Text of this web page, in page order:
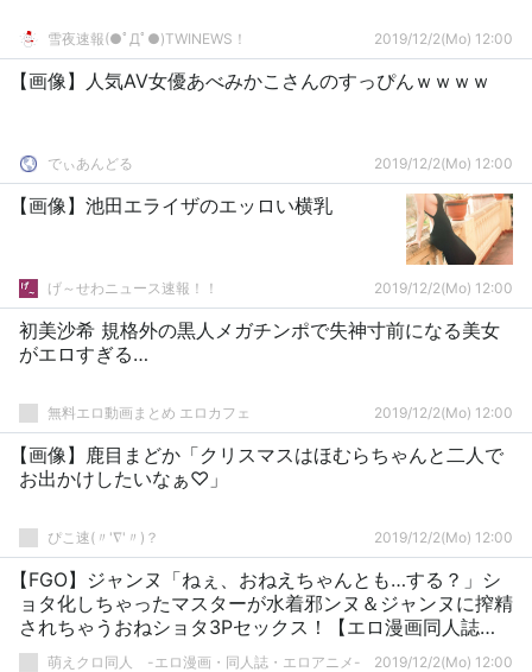
雪夜速報(●ﾟДﾟ●)TWINEWS！ 2019/12/2(Mo) 12:00
【画像】人気AV女優あべみかこさんのすっぴんｗｗｗｗ
でぃあんどる 2019/12/2(Mo) 12:00
【画像】池田エライザのエッロい横乳
げ～せわニュース速報！！ 2019/12/2(Mo) 12:00
初美沙希 規格外の黒人メガチンポで失神寸前になる美女
がエロすぎる…
無料エロ動画まとめ エロカフェ 2019/12/2(Mo) 12:00
【画像】鹿目まどか「クリスマスはほむらちゃんと二人で
お出かけしたいなぁ♡」
ぴこ速(〃'∇'〃)？ 2019/12/2(Mo) 12:00
【FGO】ジャンヌ「ねぇ、おねえちゃんとも…する？」シ
ョタ化しちゃったマスターが水着邪ンヌ＆ジャンヌに搾精
されちゃうおねショタ3Pセックス！【エロ漫画同人誌：
にゅーもふ】
萌えクロ同人 -エロ漫画・同人誌・エロアニメ- 2019/12/2(Mo) 12:00